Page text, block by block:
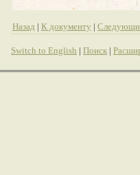
Назад | К документу |
Switch to English | Поиск |